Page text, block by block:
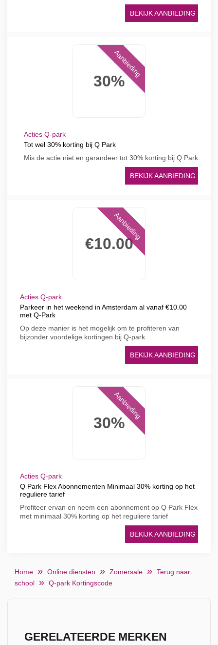
BEKIJK AANBIEDING
30%
Aanbieding
Acties Q-park
Tot wel 30% korting bij Q Park
Mis de actie niet en garandeer tot 30% korting bij Q Park
BEKIJK AANBIEDING
€10.00
Aanbieding
Acties Q-park
Parkeer in het weekend in Amsterdam al vanaf €10.00
met Q-Park
Op deze manier is het mogelijk om te profiteren van
bijzonder voordelige kortingen bij Q-park
BEKIJK AANBIEDING
30%
Aanbieding
Acties Q-park
Q Park Flex Abonnementen Minimaal 30% korting op het
reguliere tarief
Profiteer ervan en neem een ​​abonnement op Q Park Flex
met minimaal 30% korting op het reguliere tarief
BEKIJK AANBIEDING
Home Online diensten Zomersale
Terug naar
school
Q-park Kortingscode
GERELATEERDE MERKEN